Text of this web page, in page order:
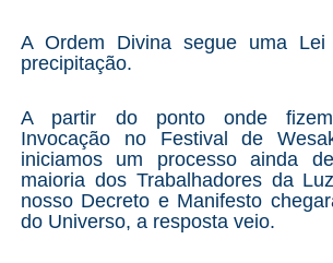
A Ordem Divina segue uma
precipitação.
A partir do ponto onde
Invocação no Festival de
iniciamos um processo ainda
maioria dos Trabalhadores da
nosso Decreto e Manifesto
do Universo, a resposta veio.